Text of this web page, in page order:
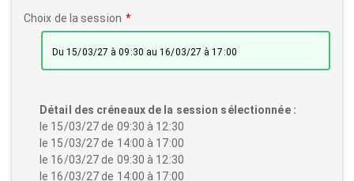
Choix de la session
du 15/03/27 à 09:30 au 16/03/27 à 17:00
Détail des créneaux de la session sélectionnée :
le 15/03/27 de 09:30 à 12:30
le 15/03/27 de 14:00 à 17:00
le 16/03/27 de 09:30 à 12:30
le 16/03/27 de 14:00 à 17:00